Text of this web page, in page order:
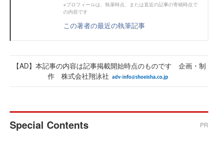
※プロフィールは、執筆時点、または直近の記事の寄稿時点で
の内容です
この著者の最近の執筆記事
【AD】本記事の内容は記事掲載開始時点のものです 企画・制
作 株式会社翔泳社
Special Contents PR